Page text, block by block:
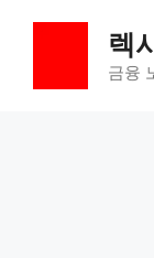
렉
금융